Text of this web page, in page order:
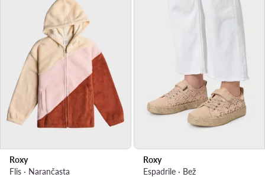
Roxy
Flis · Narančasta
Roxy
Espadrile · Bež